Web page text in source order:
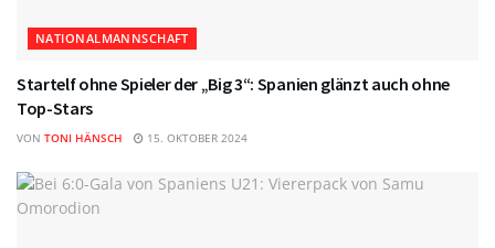
NATIONALMANNSCHAFT
Startelf ohne Spieler der „Big 3“: Spanien glänzt auch ohne
Top-Stars
VON TONI HÄNSCH 15. OKTOBER 2024